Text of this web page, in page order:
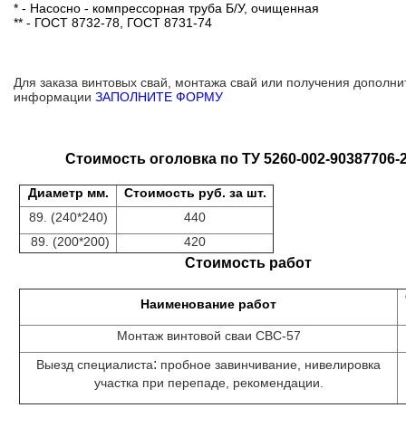
* - Насосно - компрессорная труба Б/У, очищенная
** - ГОСТ 8732-78, ГОСТ 8731-74
Для заказа винтовых свай, монтажа свай или получения
информации ЗАПОЛНИТЕ ФОРМУ
Стоимость оголовка по ТУ 5260-002-90387706-
Диаметр мм.
Стоимость руб. за шт.
89. (240*240)
440
89. (200*200)
420
Стоимость работ
Наименование работ
Монтаж винтовой сваи СВС-57
Выезд специалиста: пробное завинчивание, нивелировка
участка при перепаде, рекомендации.